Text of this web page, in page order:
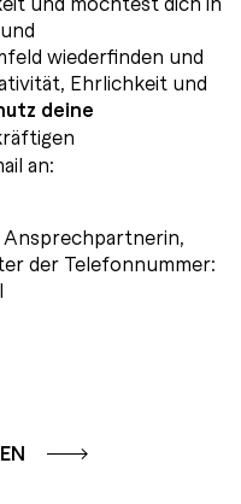
wiederfinden und
Ehrlichkeit und
deine
an:
Ansprechpartnerin,
der Telefonnummer: